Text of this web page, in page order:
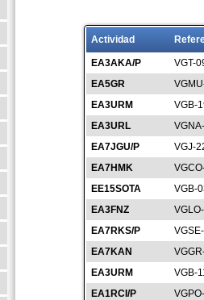
Actividad
EA3AKA/P VGT-
EA5GR
EA3URM
VGB-
EA3URL
EA7JGU/P
VGJ-
EA7HMK
EE15SOTA
VGB-
EA3FNZ
EA7RKS/P
EA7KAN
EA3URM
VGB-
EA1RCI/P